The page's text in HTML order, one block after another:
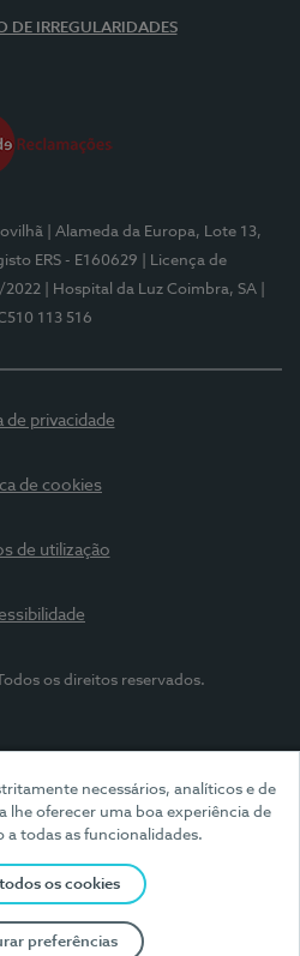
necessários, analíticos e de
lhe oferecer uma boa experiência de
a todas as funcionalidades.
os cookies
preferências
DE IRREGULARIDADES
| Alameda da Europa, Lote 13,
ERS - E160629
| Licença de
2022
| Hospital da Luz Coimbra, SA
113 516
de privacidade
de cookies
de utilização
os direitos reservados.